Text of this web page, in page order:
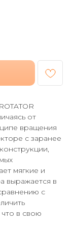
от
вращения
с заранее
мягкие и
выражается в
с
в свою